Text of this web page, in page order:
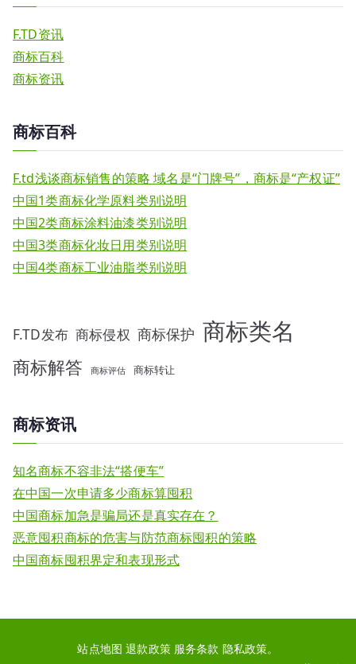
F.TD资讯
商标百科
商标资讯
商标百科
F.td浅谈商标销售的策略 域名是“门牌号”，商标是“产权证”
中国1类商标化学原料类别说明
中国2类商标涂料油漆类别说明
中国3类商标化妆日用类别说明
中国4类商标工业油脂类别说明
F.TD发布 商标侵权 商标保护 商标类名
商标解答 商标评估 商标转让
商标资讯
知名商标不容非法“搭便车”
在中国一次申请多少商标算囤积
中国商标加急是骗局还是真实存在？
恶意囤积商标的危害与防范商标囤积的策略
中国商标囤积界定和表现形式
站点地图 退款政策 服务条款 隐私政策。